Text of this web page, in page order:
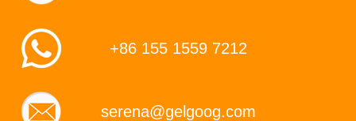
+86 155 1559 7212
serena@gelgoog.com